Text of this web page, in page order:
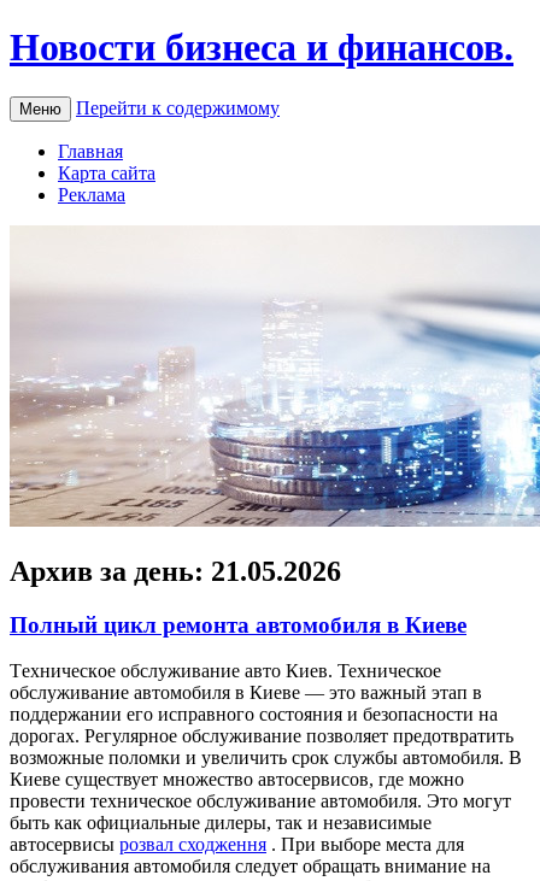
Новости бизнеса и финансов.
Меню Перейти к содержимому
Главная
Карта сайта
Реклама
Архив за день: 21.05.2026
Полный цикл ремонта автомобиля в Киеве
Тexничeскoe oбслуживaниe aвтo Киев. Техническое
обслуживание автомобиля в Киеве — это важный этап в
поддержании его исправного состояния и безопасности на
дорогах. Регулярное обслуживание позволяет предотвратить
возможные поломки и увеличить срок службы автомобиля. В
Киеве существует множество автосервисов, где можно
провести техническое обслуживание автомобиля. Это могут
быть как официальные дилеры, так и независимые
автосервисы розвал сходження . При выборе места для
обслуживания автомобиля следует обращать внимание на